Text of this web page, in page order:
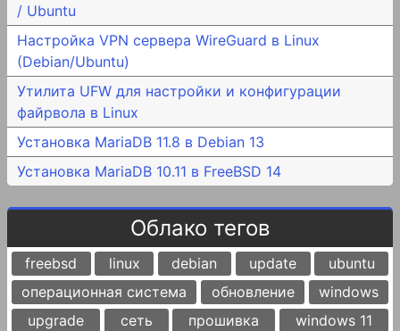
/ Ubuntu
Настройка VPN сервера WireGuard в Linux
(Debian/Ubuntu)
Утилита UFW для настройки и конфигурации
файрвола в Linux
Установка MariaDB 11.8 в Debian 13
Установка MariaDB 10.11 в FreeBSD 14
Облако тегов
freebsd linux debian update
ubuntu
операционная система
обновление
windows
upgrade
сеть прошивка
windows 11